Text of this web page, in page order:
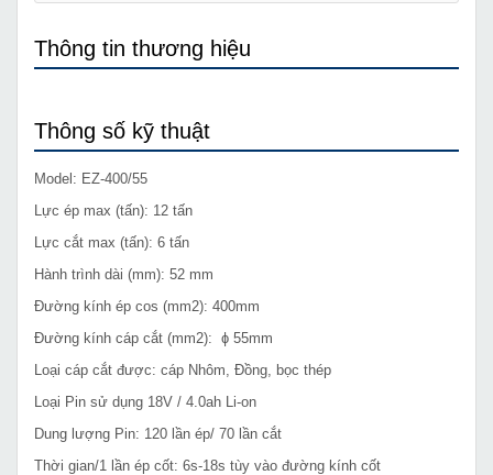
Thông tin thương hiệu
Thông số kỹ thuật
Model: EZ-400/55
Lực ép max (tấn): 12 tấn
Lực cắt max (tấn): 6 tấn
Hành trình dài (mm): 52 mm
Đường kính ép cos (mm2): 400mm
Đường kính cáp cắt (mm2): ɸ 55mm
Loại cáp cắt được: cáp Nhôm, Đồng, bọc thép
Loại Pin sử dụng 18V / 4.0ah Li-on
Dung lượng Pin: 120 lần ép/ 70 lần cắt
Thời gian/1 lần ép cốt: 6s-18s tùy vào đường kính cốt